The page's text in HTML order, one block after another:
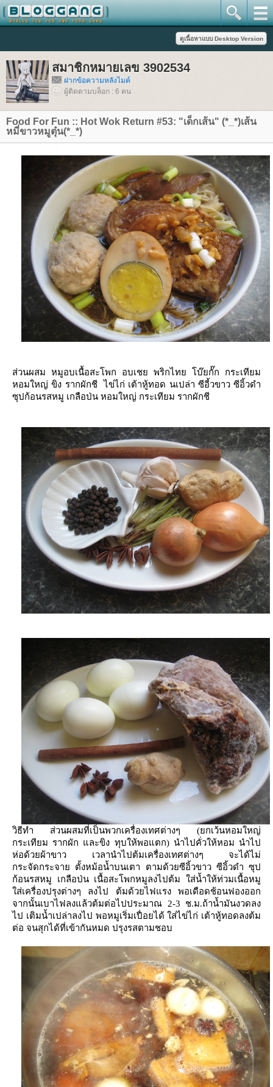
สมาชิกหมายเลข 3902534
ฝากข้อความหลังไมค์
ผู้ติดตามบล็อก : 6 คน
Food For Fun :: Hot Wok Return #53: "เด็กเส้น" (*_*)เส้น
หมี่ขาวหมูตุ๋น(*_*)
ส่วนผสม หมูอบเนื้อสะโพก อบเชย พริกไทย โบ๊ยกั๊ก กระเทียม
หอมใหญ่ ขิง รากผักชี ไข่ไก่ เต้าหู้ทอด นเปล่า ซีอี้วขาว ซีอิ้วดำ
ซุปก้อนรสหมู เกลือป่น หอมใหญ่ กระเทียม รากผักชี
วิธีทำ ส่วนผสมที่เป็นพวกเครื่องเทศต่างๆ (ยกเว้นหอมใหญ่
กระเทียม รากผัก และขิง ทุบให้พอแตก) นำไปคั่วให้หอม นำไป
ห่อด้วยผ้าขาว เวลานำไปต้มเครื่องเทศต่างๆ จะได้ไม่
กระจัดกระจาย ตั้งหม้อน้ำบนเตา ตามด้วยซีอิ้วขาว ซีอิ้วดำ ซุป
ก้อนรสหมู เกลือป่น เนื้อสะโพกหมูลงไปต้ม ใส่น้ำให้ท่วมเนื้อหมู
ส่เครื่องปรุงต่างๆ ลงไป ต้มด้วยไฟแรง พอเดือดช้อนฟองออก
จากนั้นเบาไฟลงแล้วต้มต่อไปประมาณ 2-3 ช.ม.ถ้าน้ำมันงวดลง
ไป เติมน้ำเปล่าลงไป พอหมูเริ่มเปื่อยได้ ใส่ไข่ไก่ เต้าหู้ทอดลงต้ม
ต่อ จนสุกได้ที่เข้ากันหมด ปรุงรสตามชอบ